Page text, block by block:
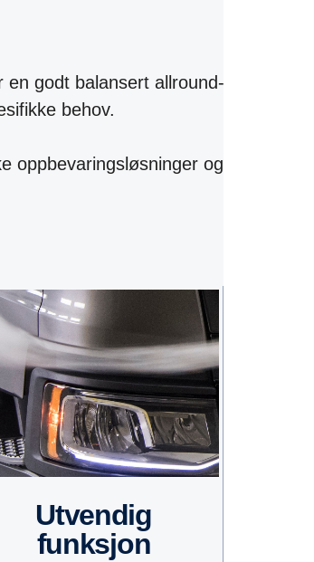
godt balansert allround-
behov.
oppbevaringsløsninger og
Utvendig
funksjon